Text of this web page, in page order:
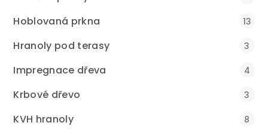
Hoblovaná prkna 13
Hranoly pod terasy 3
Impregnace dřeva 4
Krbové dřevo 3
KVH hranoly 8